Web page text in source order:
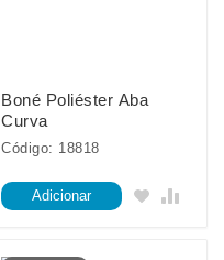
Boné Poliéster Aba
Curva
Código: 18818
Adicionar